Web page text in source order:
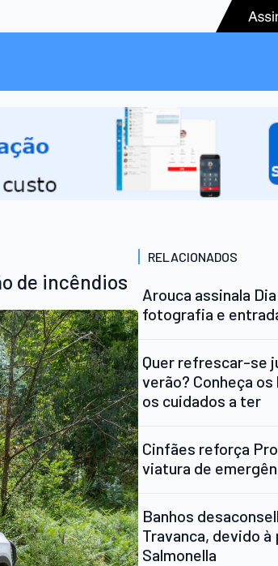
de incêndios
RELACIONADOS
Arouca assinala
fotografia e
Quer refrescar-se
verão? Conheça
os cuidados a ter
Cinfães reforça
viatura de
Banhos
Travanca, devido à
Salmonella